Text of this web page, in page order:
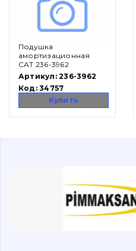
Вакансии
Каталог
Фильтры и смазочные материалы
Ходовая часть
Ножи, режущие кромки
Защита (ковша, адаптера)
написати
Подушка
амортизационная
CAT 236-3962
Артикул:236-3962
Код:34757
Купить